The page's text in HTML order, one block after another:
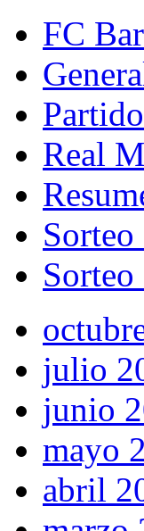
FC
Real
Sorteo
julio
junio
mayo
abril